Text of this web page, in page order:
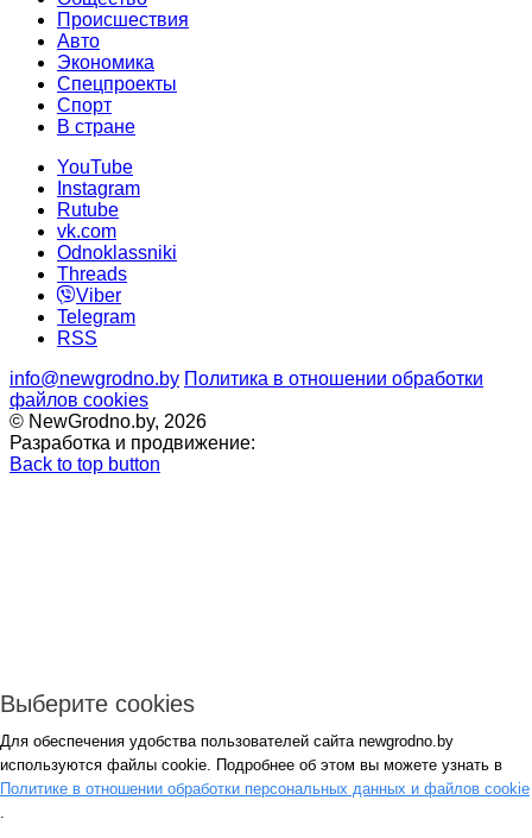
Происшествия
Авто
Экономика
Спецпроекты
Cпорт
В стране
YouTube
Instagram
Rutube
vk.com
Odnoklassniki
Threads
Viber
Telegram
RSS
info@newgrodno.by Политика в отношении обработки
файлов cookies
© NewGrodno.by, 2026
Разработка и продвижение:
Back to top button
Авторизация
*
Выберите cookies
Для обеспечения удобства пользователей сайта newgrodno.by
используются файлы cookie. Подробнее об этом вы можете узнать в
Политике в отношении обработки персональных данных и файлов cookie
.